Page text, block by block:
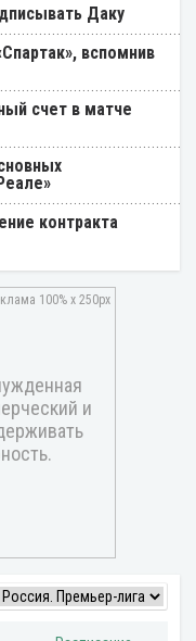
Даку
вспомнив
счет в матче
контракта